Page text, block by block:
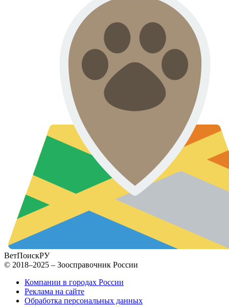
ВетПоискРУ
© 2018–2025 – Зоосправочник России
Компании в городах России
Реклама на сайте
Обработка персональных данных